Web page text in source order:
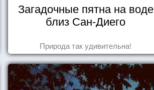
Загадочные пятна на воде
близ Сан-Диего
Природа так удивительна!